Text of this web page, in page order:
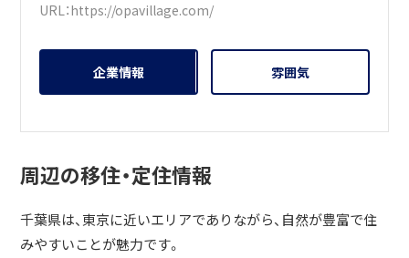
URL：https://opavillage.com/
企業情報 雰囲気
周辺の移住・定住情報
千葉県は、東京に近いエリアでありながら、自然が豊富で住
みやすいことが魅力です。